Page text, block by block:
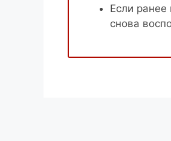
Если
снова